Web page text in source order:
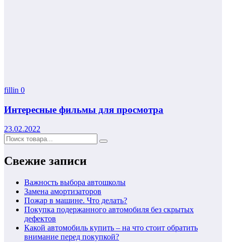
fillin 0
Интересные фильмы для просмотра
23.02.2022
Свежие записи
Важность выбора автошколы
Замена амортизаторов
Пожар в машине. Что делать?
Покупка подержанного автомобиля без скрытых
дефектов
Какой автомобиль купить – на что стоит обратить
внимание перед покупкой?